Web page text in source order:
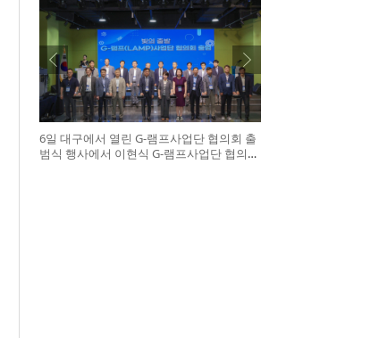
6일 대구에서 열린 G-램프사업단 협의회 출
범식 행사에서 이현식 G-램프사업단 협의회